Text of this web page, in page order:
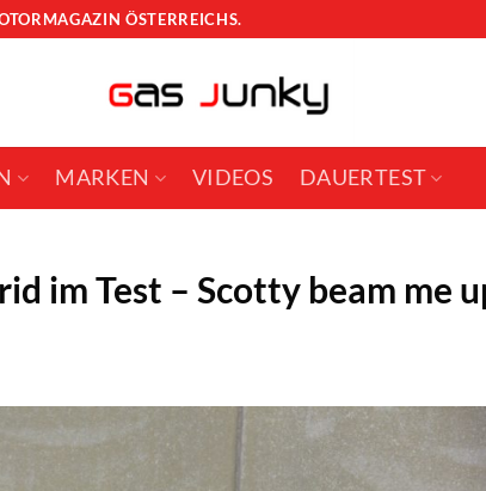
ÖSTERREICHS.
MARKEN VIDEOS DAUERTEST
im Test – Scotty beam me